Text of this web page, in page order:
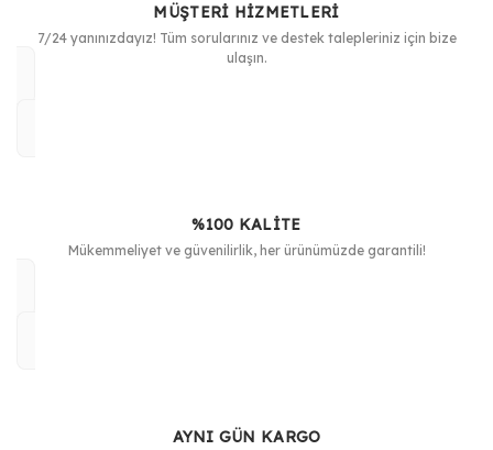
Ürün bilgilerinde hatalar bulunuyor.
Ürün fiyatı diğer sitelerden daha pahalı.
Gönder
MÜŞTERİ HİZMETLERİ
7/24 yanınızdayız! Tüm sorularınız ve destek talepleriniz için bize
ulaşın.
%100 KALİTE
Mükemmeliyet ve güvenilirlik, her ürünümüzde garantili!
AYNI GÜN KARGO